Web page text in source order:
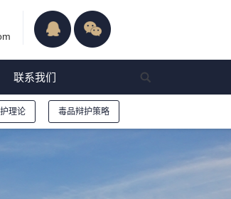
联系我们
理论 毒品辩护策略